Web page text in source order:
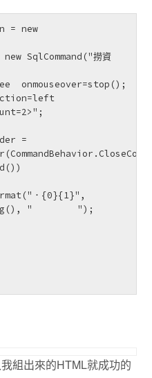
= new
new SqlCommand("撈資
onmouseover=stop();
=
．{0}{1}",
"　　　　　");
組出來的HTML就成功的